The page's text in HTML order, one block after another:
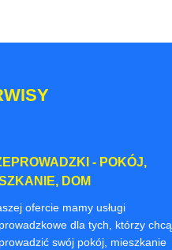
- POKÓJ,
DOM
ofercie mamy usługi
dla tych, którzy chcą
swój pokój, mieszkanie